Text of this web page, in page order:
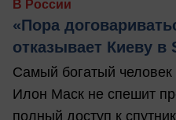
В России
«Пора
отказывает Киеву в
Самый богатый
Илон Маск не спешит
полный доступ к